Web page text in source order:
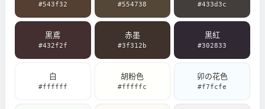
#543f32 #554738 #433d3c
黒鳶
#432f2f
赤墨
#3f312b
黒紅
#302833
白
#ffffff
胡粉色
#fffffc
卯の花色
#f7fcfe